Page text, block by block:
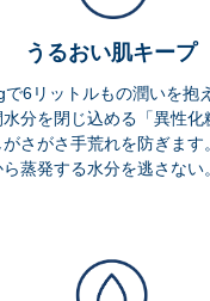
うるおい肌キープ
6リットルもの潤いを抱
分を閉じ込める「異性化
さがさ手荒れを防ぎま
蒸発する水分を逃さない